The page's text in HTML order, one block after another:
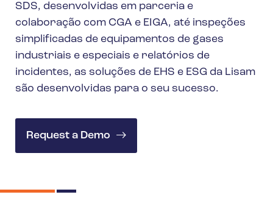
SDS, desenvolvidas em parceria e
colaboração com CGA e EIGA, até inspeções
simplificadas de equipamentos de gases
industriais e especiais e relatórios de
incidentes, as soluções de EHS e ESG da Lisam
são desenvolvidas para o seu sucesso.
Request a Demo